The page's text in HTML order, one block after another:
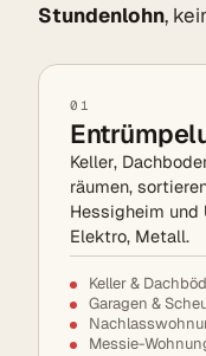
Stundenlohn,
01
Keller,
räumen,
Hessigheim
Elektro, Metall.
Keller &
Garagen &
Messie-